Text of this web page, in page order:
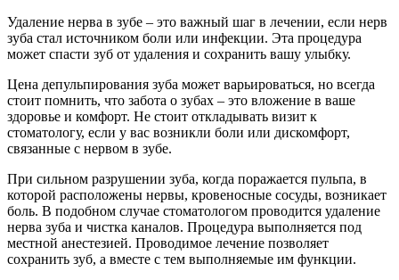
Удаление нерва в зубе – это важный шаг в лечении, если нерв
зуба стал источником боли или инфекции. Эта процедура
может спасти зуб от удаления и сохранить вашу улыбку.
Цена депульпирования зуба может варьироваться, но всегда
стоит помнить, что забота о зубах – это вложение в ваше
здоровье и комфорт. Не стоит откладывать визит к
стоматологу, если у вас возникли боли или дискомфорт,
связанные с нервом в зубе.
При сильном разрушении зуба, когда поражается пульпа, в
которой расположены нервы, кровеносные сосуды, возникает
боль. В подобном случае стоматологом проводится удаление
нерва зуба и чистка каналов. Процедура выполняется под
местной анестезией. Проводимое лечение позволяет
сохранить зуб, а вместе с тем выполняемые им функции.